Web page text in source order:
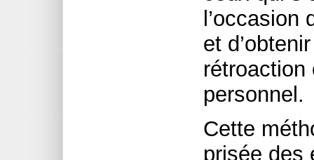
et
personnel.
Cette
prisée des